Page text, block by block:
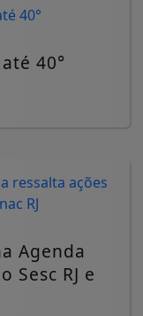
40°
Agenda
Sesc RJ e